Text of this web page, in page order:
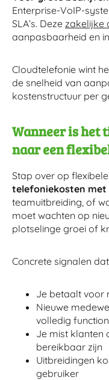
Enterprise-VoIP-
SLA’s. Deze zakelijke
aanpasbaarheid en
Cloudtelefonie wint
de snelheid van
kostenstructuur per
Wanneer is het
naar een
Stap over op
telefoniekosten met
teamuitbreiding, of
moet wachten op
plotselinge groei of
Concrete signalen
Je betaalt voor
Nieuwe
volledig
Je mist klanten
bereikbaar zijn
Uitbreidingen
gebruiker